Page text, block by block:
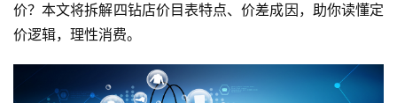
价？本文将拆解四钻店价目表特点、价差成因，助你读懂定
价逻辑，理性消费。